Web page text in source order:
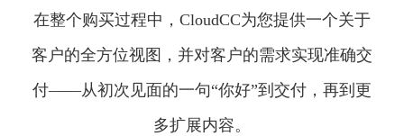
在整个购买过程中，CloudCC为您提供一个关于
客户的全方位视图，并对客户的需求实现准确交
付——从初次见面的一句“你好”到交付，再到更
多扩展内容。